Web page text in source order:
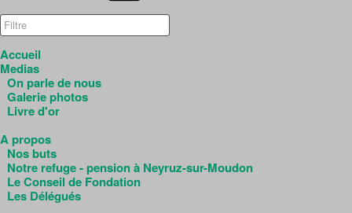
Accueil
Medias
On parle de nous
Galerie photos
Livre d'or
A propos
Nos buts
Notre refuge - pension à Neyruz-sur-Moudon
Le Conseil de Fondation
Les Délégués